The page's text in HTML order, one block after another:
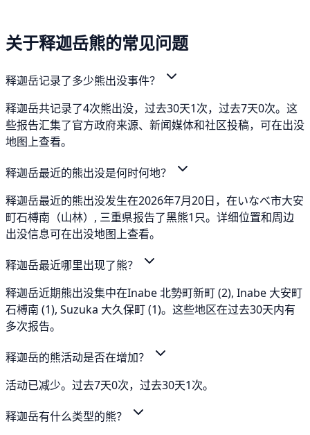
关于释迦岳熊的常见问题
释迦岳记录了多少熊出没事件？
释迦岳共记录了4次熊出没，过去30天1次，过去7天0次。这
些报告汇集了官方政府来源、新闻媒体和社区投稿，可在出没
地图上查看。
释迦岳最近的熊出没是何时何地？
释迦岳最近的熊出没发生在2026年7月20日，在いなべ市大安
町石榑南（山林）, 三重県报告了黑熊1只。详细位置和周边
出没信息可在出没地图上查看。
释迦岳最近哪里出现了熊？
释迦岳近期熊出没集中在Inabe 北勢町新町 (2), Inabe 大安町
石榑南 (1), Suzuka 大久保町 (1)。这些地区在过去30天内有
多次报告。
释迦岳的熊活动是否在增加？
活动已减少。过去7天0次，过去30天1次。
释迦岳有什么类型的熊？